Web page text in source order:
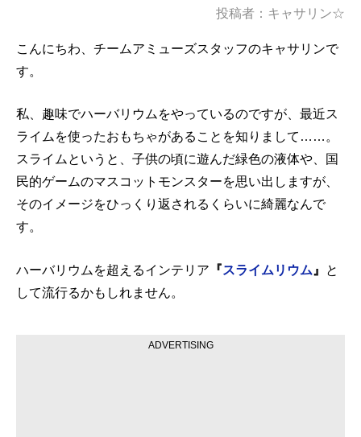
投稿者：キャサリン☆
こんにちわ、チームアミューズスタッフのキャサリンで
す。
私、趣味でハーバリウムをやっているのですが、最近ス
ライムを使ったおもちゃがあることを知りまして……。
スライムというと、子供の頃に遊んだ緑色の液体や、国
民的ゲームのマスコットモンスターを思い出しますが、
そのイメージをひっくり返されるくらいに綺麗なんで
す。
ハーバリウムを超えるインテリア 『スライムリウム 』
と
して流行るかもしれません。
ADVERTISING